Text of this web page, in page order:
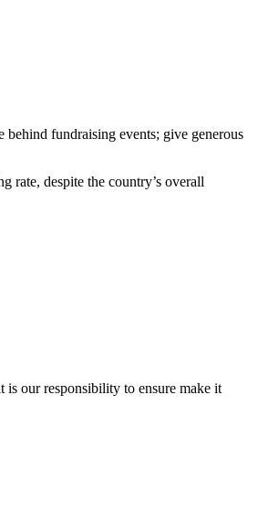
fundraising events; give generous
rate, despite the country’s overall
is our responsibility to ensure make it